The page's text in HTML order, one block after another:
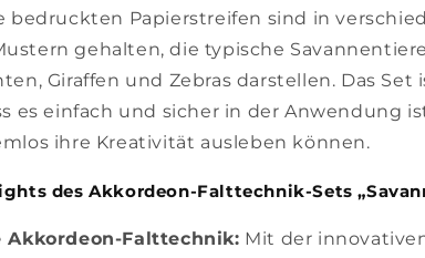
bedruckten Papierstreifen sind in
gehalten, die typische
Giraffen und Zebras darstellen. Das Set
es einfach und sicher in der Anwendung
ihre Kreativität ausleben können.
des Akkordeon-Falttechnik-Sets
Akkordeon-Falttechnik: Mit der